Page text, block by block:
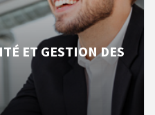
ET GESTION DES